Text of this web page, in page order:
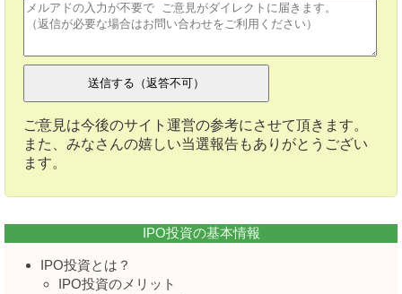
ご意見は今後のサイト運営の参考にさせて頂きます。
また、みなさんの嬉しい当選報告もありがとうござい
ます。
IPO投資の基本情報
IPO投資とは？
IPO投資のメリット